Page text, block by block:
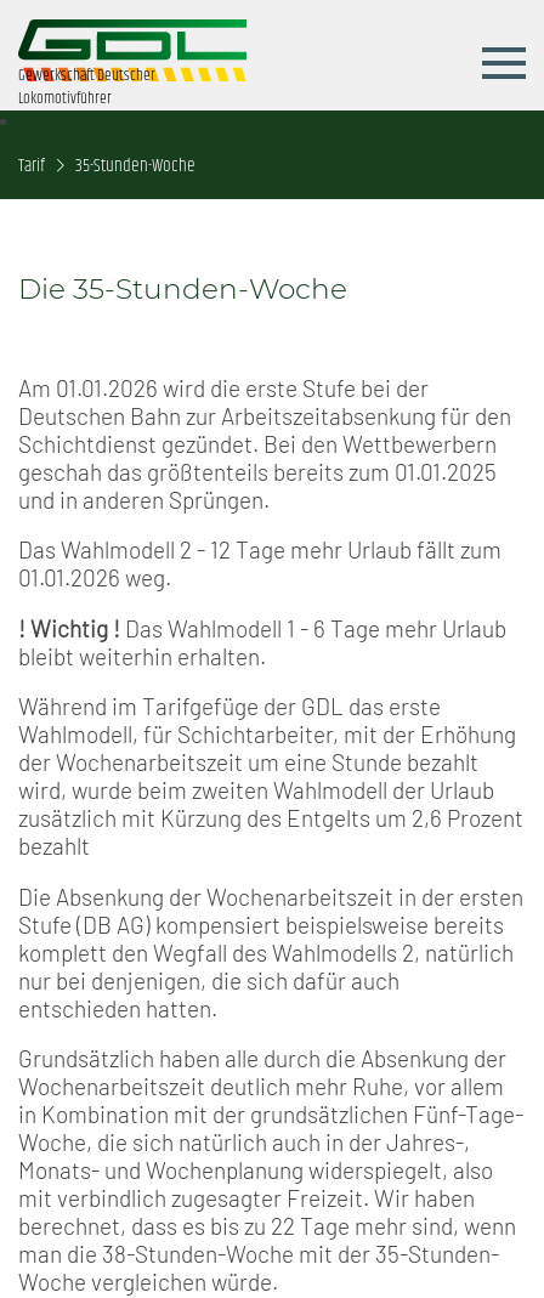
Gewerkschaft Deutscher
Lokomotivführer
Tarif 35-Stunden-Woche
Die 35-Stunden-Woche
Am 01.01.2026 wird die erste Stufe bei der
Deutschen Bahn zur Arbeitszeitabsenkung für den
Schichtdienst gezündet. Bei den Wettbewerbern
geschah das größtenteils bereits zum 01.01.2025
und in anderen Sprüngen.
Das Wahlmodell 2 - 12 Tage mehr Urlaub fällt zum
01.01.2026 weg.
! Wichtig ! Das Wahlmodell 1 - 6 Tage mehr Urlaub
bleibt weiterhin erhalten.
Während im Tarifgefüge der GDL das erste
Wahlmodell, für Schichtarbeiter, mit der Erhöhung
der Wochenarbeitszeit um eine Stunde bezahlt
wird, wurde beim zweiten Wahlmodell der Urlaub
zusätzlich mit Kürzung des Entgelts um 2,6 Prozent
bezahlt
Die Absenkung der Wochenarbeitszeit in der ersten
Stufe (DB AG) kompensiert beispielsweise bereits
komplett den Wegfall des Wahlmodells 2, natürlich
nur bei denjenigen, die sich dafür auch
entschieden hatten.
Grundsätzlich haben alle durch die Absenkung der
Wochenarbeitszeit deutlich mehr Ruhe, vor allem
in Kombination mit der grundsätzlichen Fünf-Tage-
Woche, die sich natürlich auch in der Jahres-,
Monats- und Wochenplanung widerspiegelt, also
mit verbindlich zugesagter Freizeit. Wir haben
berechnet, dass es bis zu 22 Tage mehr sind, wenn
man die 38-Stunden-Woche mit der 35-Stunden-
Woche vergleichen würde.